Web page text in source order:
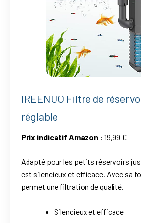
IREENUO Filtre de
réglable
Prix indicatif Amazon : 19,99 €
Adapté pour les petits réservoirs
est silencieux et efficace. Avec sa
permet une filtration de qualité.
Silencieux et efficace